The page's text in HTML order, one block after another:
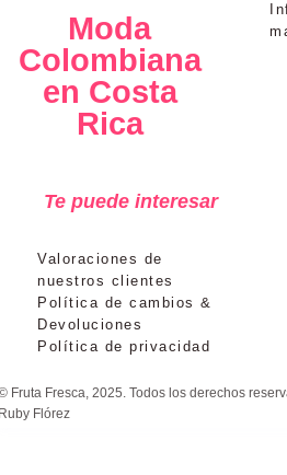
Moda
Colombiana
en Costa
Rica
Te puede interesar
Valoraciones de
nuestros clientes
Política de cambios &
Devoluciones
Política de privacidad
Fruta Fresca, 2025. Todos los derechos
Flórez